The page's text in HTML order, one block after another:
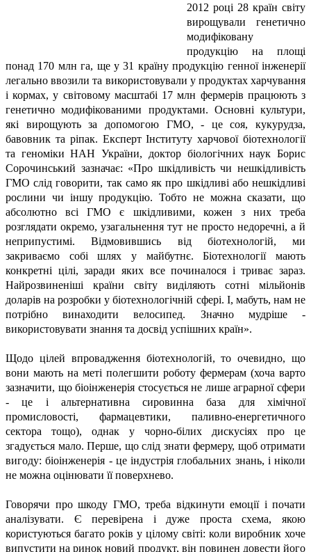
2012 році 28 країн світу
вирощували генетично
модифіковану
продукцію на площі
понад 170 млн га, ще у 31 країну продукцію генної інженерії
легально ввозили та використовували у продуктах харчування
і кормах, у світовому масштабі 17 млн фермерів працюють з
генетично модифікованими продуктами. Основні культури,
які вирощують за допомогою ГМО, - це соя, кукурудза,
бавовник та ріпак. Експерт Інституту харчової біотехнології
та геноміки НАН України, доктор біологічних наук Борис
Сорочинський зазначає: «Про шкідливість чи нешкідливість
ГМО слід говорити, так само як про шкідливі або нешкідливі
рослини чи іншу продукцію. Тобто не можна сказати, що
абсолютно всі ГМО є шкідливими, кожен з них треба
розглядати окремо, узагальнення тут не просто недоречні, а й
неприпустимі. Відмовившись від біотехнологій, ми
закриваємо собі шлях у майбутнє. Біотехнології мають
конкретні цілі, заради яких все починалося і триває зараз.
Найрозвиненіші країни світу виділяють сотні мільйонів
доларів на розробки у біотехнологічній сфері. І, мабуть, нам не
потрібно винаходити велосипед. Значно мудріше -
використовувати знання та досвід успішних країн».
Щодо цілей впровадження біотехнологій, то очевидно, що
вони мають на меті полегшити роботу фермерам (хоча варто
зазначити, що біоінженерія стосується не лише аграрної сфери
- це і альтернативна сировинна база для хімічної
промисловості, фармацевтики, паливно-енергетичного
сектора тощо), однак у чорно-білих дискусіях про це
згадується мало. Перше, що слід знати фермеру, щоб отримати
вигоду: біоінженерія - це індустрія глобальних знань, і ніколи
не можна оцінювати її поверхнево.
Говорячи про шкоду ГМО, треба відкинути емоції і почати
аналізувати. Є перевірена і дуже проста схема, якою
користуються багато років у цілому світі: коли виробник хоче
випустити на ринок новий продукт, він повинен довести його